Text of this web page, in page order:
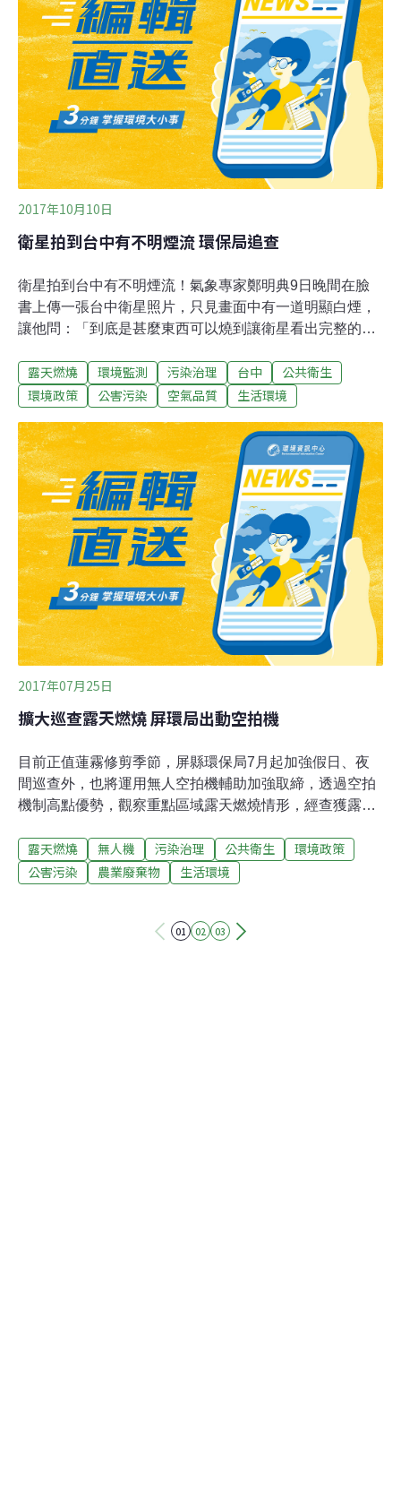
老舊客戶資料外流，所以臨時起意集中燒毀。
2017年10月10日
衛星拍到台中有不明煙流 環保局追查
衛星拍到台中有不明煙流！氣象專家鄭明典9日晚間在臉
書上傳一張台中衛星照片，只見畫面中有一道明顯白煙，
讓他問：「到底是甚麼東西可以燒到讓衛星看出完整的煙
正朝火災、工廠排放、露天燃燒等方向追查中。綜合媒體
報導，9日晚間，鄭明典在臉書貼出一張衛星照片，時間
濃的白煙飄向天際，讓鄭明典疑惑道：「到底是甚麼東西
可以燒到讓衛星看出完整的煙流？」經網友利用Google
Map比對後，發現釋放源可能在台中后里區。台中環保局
得知後，正朝大型火災、工廠排放、大型露天燃燒等方向
進行追查。環保局表示，8日當天並無獲報有大型火災事
件；后里區的焚化廠和其他工廠的污染源數據也無異常、
超出標準；依衛星照片的煙量，8日查獲的4起大型燃燒也
非煙流主因。
露天燃燒 環境監測 污染治理 台中
公共衛生
環境政策
公害污染 空氣品質 生活環境
2017年07月25日
擴大巡查露天燃燒 屏環局出動空拍機
目前正值蓮霧修剪季節，屏縣環保局7月起加強假日、夜
間巡查外，也將運用無人空拍機輔助加強取締，透過空拍
機制高點優勢，觀察重點區域露天燃燒情形，經查獲露天
年7至11月是屏縣蓮霧修剪季節，農友習慣就地燃燒處
理，該局依據歷年稽巡查結果及透過電子測繪系統，建置
燃燒狀況。環保局指出，屏縣露天燃燒主要來源為果樹農
露天燃燒 無人機 污染治理 公共衛生
環境政策
公害污染
農業廢棄物 生活環境
01 02 03